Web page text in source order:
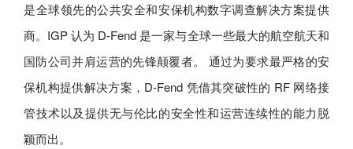
是全球领先的公共安全和安保机构数字调查解决方案提供
商。IGP 认为 D-Fend 是一家与全球一些最大的航空航天和
国防公司并肩运营的先锋颠覆者。 通过为要求最严格的安
保机构提供解决方案，D-Fend 凭借其突破性的 RF 网络接
管技术以及提供无与伦比的安全性和运营连续性的能力脱
颖而出。